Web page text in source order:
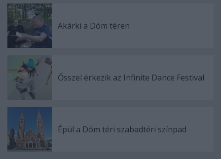
Akárki a Dóm téren
Ősszel érkezik az Infinite Dance Festival
Épül a Dóm téri szabadtéri színpad